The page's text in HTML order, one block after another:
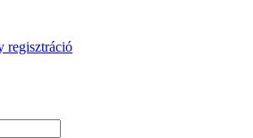
regisztráció